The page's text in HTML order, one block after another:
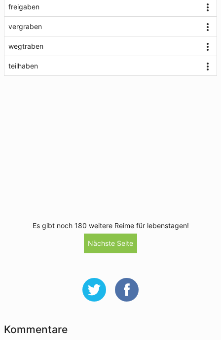
freigaben
vergraben
wegtraben
teilhaben
Es gibt noch 180 weitere Reime für lebenstagen!
Nächste Seite
Kommentare